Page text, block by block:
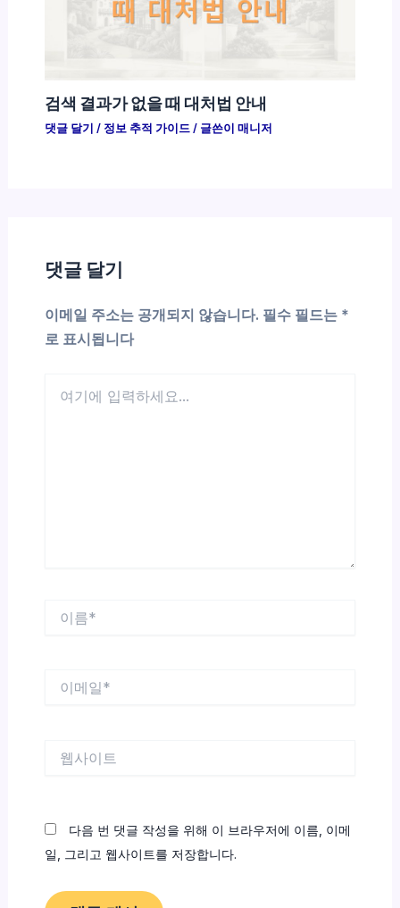
검색 결과가 없을 때 대처법 안내
댓글 달기 / 정보 추적 가이드/ 글쓴이 매니저
댓글 달기
이메일 주소는 공개되지 않습니다. 필수 필드는 *
로 표시됩니다
다음 번 댓글 작성을 위해 이 브라우저에 이름, 이메
일, 그리고 웹사이트를 저장합니다.